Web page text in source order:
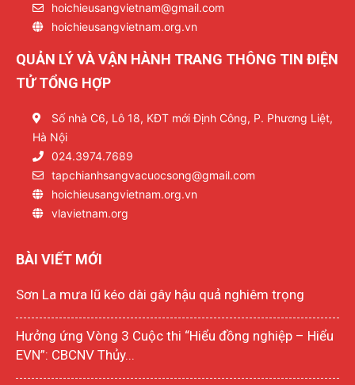
hoichieusangvietnam@gmail.com
hoichieusangvietnam.org.vn
QUẢN LÝ VÀ VẬN HÀNH TRANG THÔNG TIN ĐIỆN
TỬ TỔNG HỢP
Số nhà C6, Lô 18, KĐT mới Định Công, P. Phương Liệt,
Hà Nội
024.3974.7689
tapchianhsangvacuocsong@gmail.com
hoichieusangvietnam.org.vn
vlavietnam.org
BÀI VIẾT MỚI
Sơn La mưa lũ kéo dài gây hậu quả nghiêm trọng
Hưởng ứng Vòng 3 Cuộc thi “Hiểu đồng nghiệp – Hiểu
EVN”: CBCNV Thủy...